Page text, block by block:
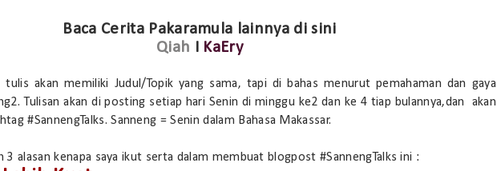
Baca Cerita Pakaramula lainnya di sini
Qiah I KaEry
tulis akan memiliki Judul/Topik yang sama, tapi di bahas menurut pemahaman dan gaya
Tulisan akan di posting setiap hari Senin di minggu ke2 dan ke 4 tiap bulannya,dan akan
#SannengTalks. Sanneng = Senin dalam Bahasa Makassar.
3 alasan kenapa saya ikut serta dalam membuat blogpost #SannengTalks ini :